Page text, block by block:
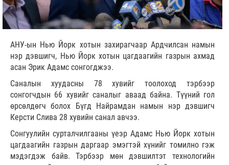
АНУ-ын Нью Йорк хотын захирагчаар Ардчилсан намын
нэр дэвшигч, Нью Йорк хотын цагдаагийн газрын ахмад
асан Эрик Адамс сонгогджээ.
Саналын хуудасны 78 хувийг тоолоход тэрбээр
сонгогчдын 66 хувийг саналыг аваад байна. Түүний гол
өрсөлдөгч болох Бүгд Найрамдан намын нэр дэвшигч
Керсти Слива 28 хувийн санал авчээ.
Сонгуулийн сурталчилгааны үеэр Адамс Нью Йорк хотын
цагдаагийн газрын даргаар эмэгтэй хүнийг томилно гэж
мэдэгдэж байв. Тэрбээр мөн дэвшилтэт технологийн